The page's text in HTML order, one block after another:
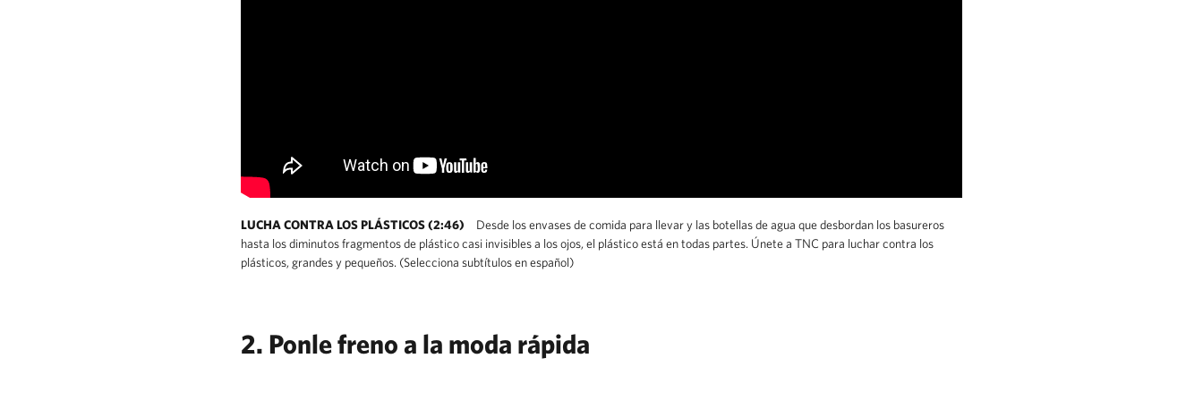
LUCHA CONTRA LOS PLÁSTICOS (2:46)
Desde los envases de comida para llevar y las botellas de agua que desbordan los basureros
hasta los diminutos fragmentos de plástico casi invisibles a los ojos, el plástico está en todas partes. Únete a TNC para luchar contra los
plásticos, grandes y pequeños. (Selecciona subtítulos en español)
2. Ponle freno a la moda rápida